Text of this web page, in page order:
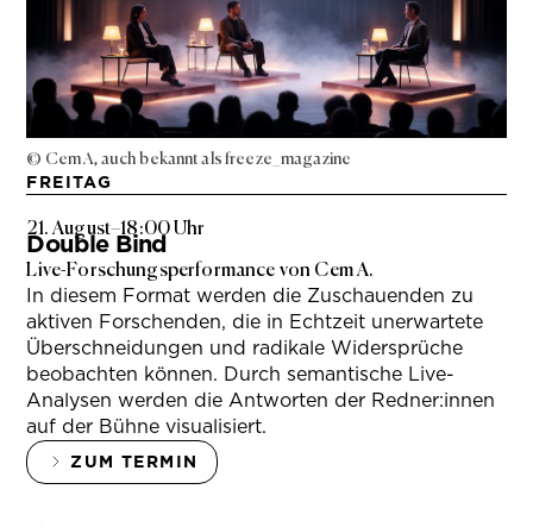
© Cem A, auch bekannt als freeze_magazine
FREITAG
21. August–18:00 Uhr
Double Bind
Live-Forschungsperformance von Cem A.
In diesem Format werden die Zuschauenden zu
aktiven Forschenden, die in Echtzeit unerwartete
Überschneidungen und radikale Widersprüche
beobachten können. Durch semantische Live-
Analysen werden die Antworten der Redner:innen
auf der Bühne visualisiert.
ZUM TERMIN